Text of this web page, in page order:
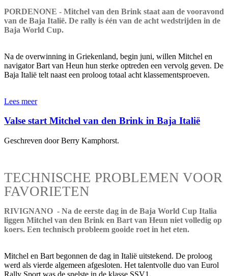
PORDENONE - Mitchel van den Brink staat aan de vooravond
van de Baja Italië. De rally is één van de acht wedstrijden in de
Baja World Cup.
Na de overwinning in Griekenland, begin juni, willen Mitchel en
navigator Bart van Heun hun sterke optreden een vervolg geven. De
Baja Italië telt naast een proloog totaal acht klassementsproeven.
Lees meer
Valse start Mitchel van den Brink in Baja Italië
Geschreven door Berry Kamphorst.
TECHNISCHE PROBLEMEN VOOR
FAVORIETEN
RIVIGNANO - Na de eerste dag in de Baja World Cup Italia
liggen Mitchel van den Brink en Bart van Heun niet volledig op
koers. Een technisch probleem gooide roet in het eten.
Mitchel en Bart begonnen de dag in Italië uitstekend. De proloog
werd als vierde algemeen afgesloten. Het talentvolle duo van Eurol